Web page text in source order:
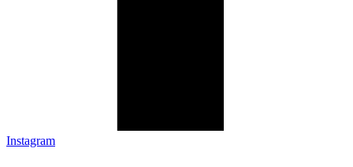
Instagram